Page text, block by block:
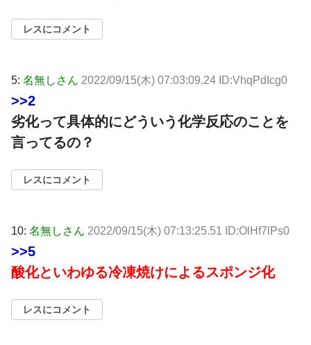
レスにコメント
5: 名無しさん 2022/09/15(木) 07:03:09.24 ID:VhqPdIcg0
>>2
劣化って具体的にどういう化学反応のことを
言ってるの？
レスにコメント
10: 名無しさん 2022/09/15(木) 07:13:25.51 ID:OlHf7lPs0
>>5
酸化といわゆる冷凍焼けによるスポンジ化
レスにコメント